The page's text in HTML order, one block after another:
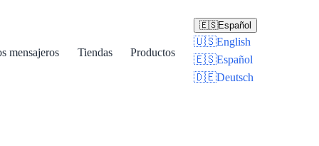
mensajeros Tiendas Productos
🇪🇸Español
🇺🇸English
🇪🇸Español
🇩🇪Deutsch